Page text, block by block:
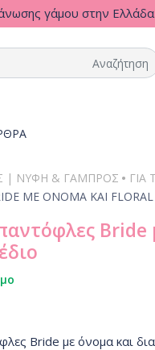
γάμου στην Ελλάδα
| ΝΎΦΗ & ΓΑΜΠΡΌΣ • ΓΙΑ
ΜΕ ΌΝΟΜΑ ΚΑΙ
Bride με όνομα και